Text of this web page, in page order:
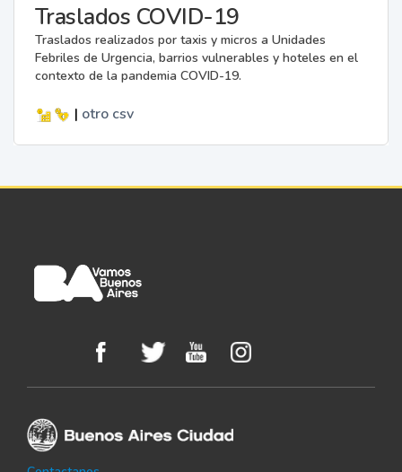
Traslados COVID-19
Traslados realizados por taxis y micros a Unidades
Febriles de Urgencia, barrios vulnerables y hoteles en el
contexto de la pandemia COVID-19.
| otro csv